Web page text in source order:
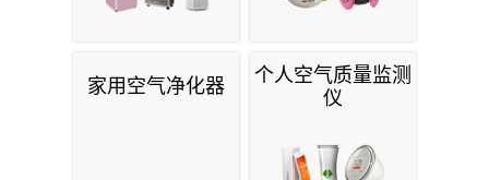
家用空气净化器
个人空气质量监测
仪